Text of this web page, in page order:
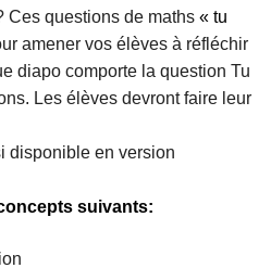
Ces questions de maths « tu
amener vos élèves à réfléchir
diapo comporte la question Tu
Les élèves devront faire leur
disponible en version
suivants: